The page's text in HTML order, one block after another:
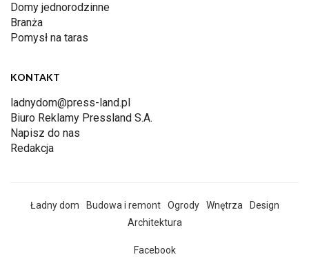
Domy jednorodzinne
Branża
Pomysł na taras
KONTAKT
ladnydom@press-land.pl
Biuro Reklamy Pressland S.A.
Napisz do nas
Redakcja
Ładny dom Budowa i remont Ogrody Wnętrza
Design
Architektura
Facebook